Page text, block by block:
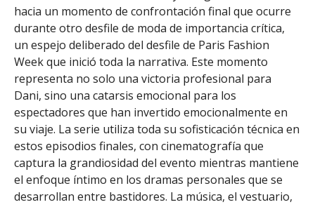
hacia un momento de confrontación final que ocurre
durante otro desfile de moda de importancia crítica,
un espejo deliberado del desfile de Paris Fashion
Week que inició toda la narrativa. Este momento
representa no solo una victoria profesional para
Dani, sino una catarsis emocional para los
espectadores que han invertido emocionalmente en
su viaje. La serie utiliza toda su sofisticación técnica en
estos episodios finales, con cinematografía que
captura la grandiosidad del evento mientras mantiene
el enfoque íntimo en los dramas personales que se
desarrollan entre bastidores. La música, el vestuario,